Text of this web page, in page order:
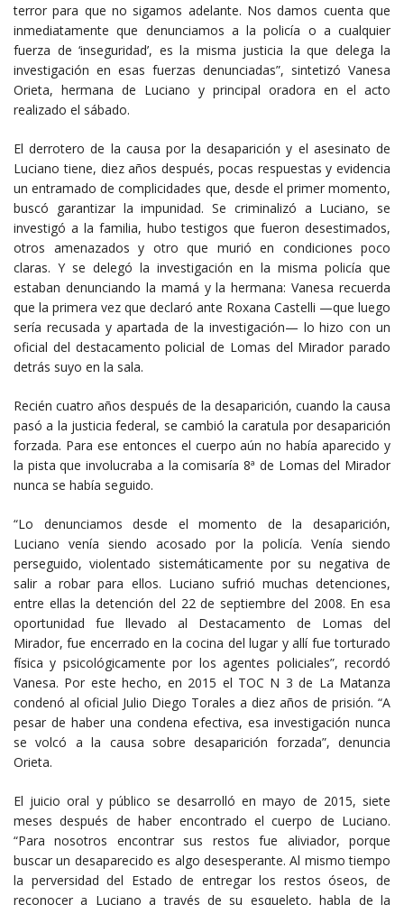
terror para que no sigamos adelante. Nos damos cuenta que
inmediatamente que denunciamos a la policía o a cualquier
fuerza de ‘inseguridad’, es la misma justicia la que delega la
investigación en esas fuerzas denunciadas”, sintetizó Vanesa
Orieta, hermana de Luciano y principal oradora en el acto
realizado el sábado.
El derrotero de la causa por la desaparición y el asesinato de
Luciano tiene, diez años después, pocas respuestas y evidencia
un entramado de complicidades que, desde el primer momento,
buscó garantizar la impunidad. Se criminalizó a Luciano, se
investigó a la familia, hubo testigos que fueron desestimados,
otros amenazados y otro que murió en condiciones poco
claras. Y se delegó la investigación en la misma policía que
estaban denunciando la mamá y la hermana: Vanesa recuerda
que la primera vez que declaró ante Roxana Castelli —que luego
sería recusada y apartada de la investigación— lo hizo con un
oficial del destacamento policial de Lomas del Mirador parado
detrás suyo en la sala.
Recién cuatro años después de la desaparición, cuando la causa
pasó a la justicia federal, se cambió la caratula por desaparición
forzada. Para ese entonces el cuerpo aún no había aparecido y
la pista que involucraba a la comisaría 8ª de Lomas del Mirador
nunca se había seguido.
“Lo denunciamos desde el momento de la desaparición,
Luciano venía siendo acosado por la policía. Venía siendo
perseguido, violentado sistemáticamente por su negativa de
salir a robar para ellos. Luciano sufrió muchas detenciones,
entre ellas la detención del 22 de septiembre del 2008. En esa
oportunidad fue llevado al Destacamento de Lomas del
Mirador, fue encerrado en la cocina del lugar y allí fue torturado
física y psicológicamente por los agentes policiales”, recordó
Vanesa. Por este hecho, en 2015 el TOC N 3 de La Matanza
condenó al oficial Julio Diego Torales a diez años de prisión. “A
pesar de haber una condena efectiva, esa investigación nunca
se volcó a la causa sobre desaparición forzada”, denuncia
Orieta.
El juicio oral y público se desarrolló en mayo de 2015, siete
meses después de haber encontrado el cuerpo de Luciano.
“Para nosotros encontrar sus restos fue aliviador, porque
buscar un desaparecido es algo desesperante. Al mismo tiempo
la perversidad del Estado de entregar los restos óseos, de
reconocer a Luciano a través de su esqueleto, habla de la